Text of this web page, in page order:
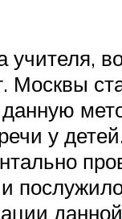
учителя,
Москвы
у